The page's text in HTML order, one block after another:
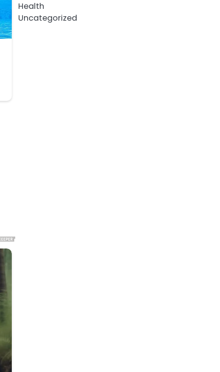
Health
Uncategorized